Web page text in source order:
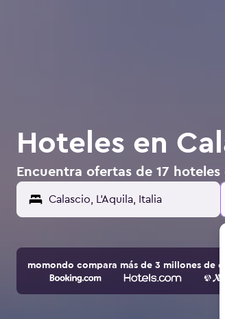
Hoteles en
Encuentra ofertas de 17
momondo compara más de 3 millones de